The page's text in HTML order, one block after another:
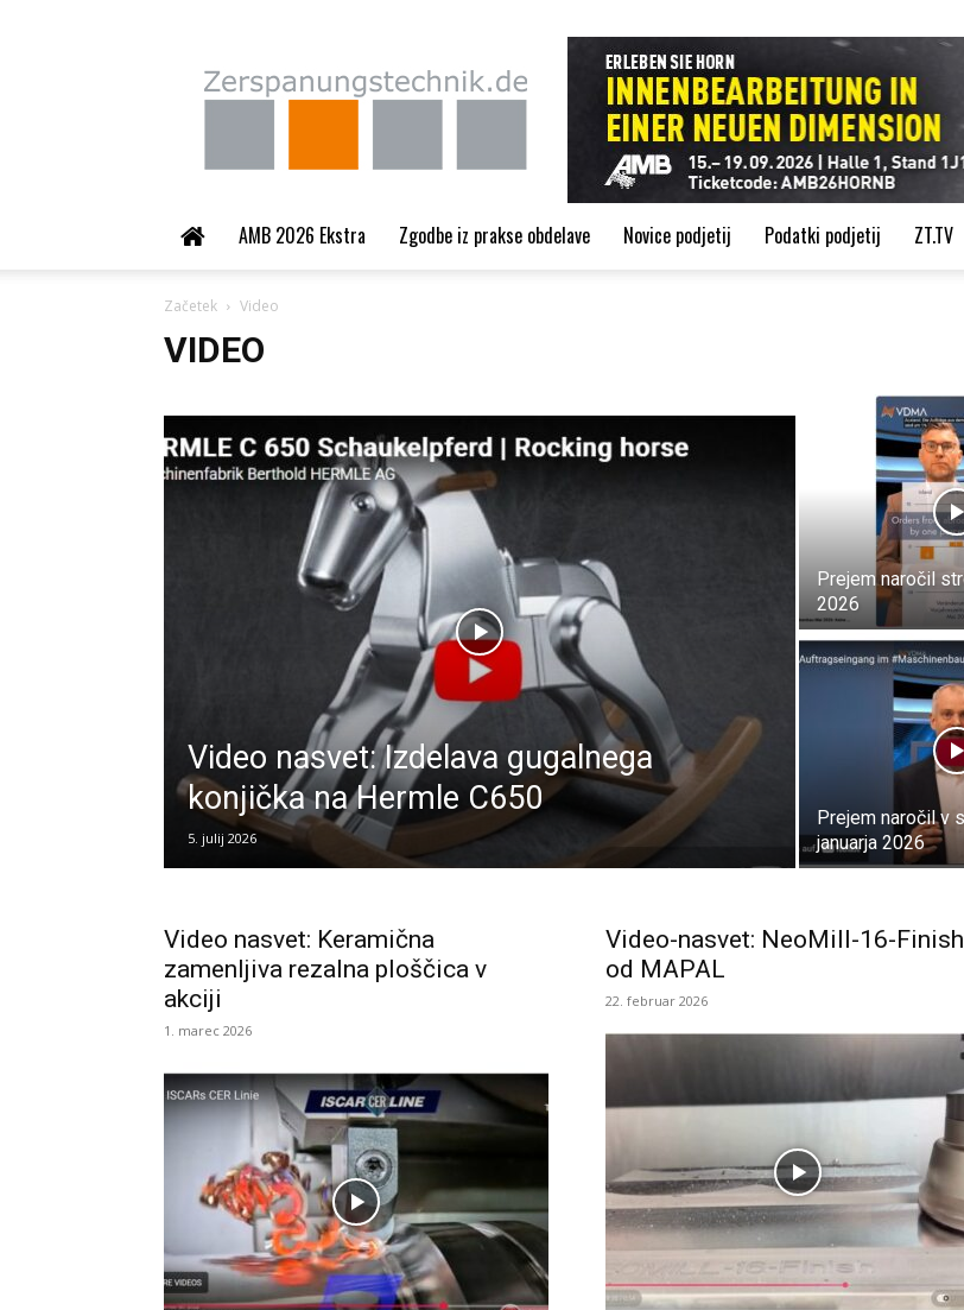
Zerspanungstechnik.de
AMB 2026 Ekstra Zgodbe iz prakse obdelave Novice podjetij Podatki podjetij ZT.TV
Začetek Video
VIDEO
Video nasvet: Izdelava gugalnega
konjička na Hermle C650
5. julij 2026
Prejem naročil
2026
Prejem naročil v
januarja 2026
Video nasvet: Keramična
zamenljiva rezalna ploščica v
akciji
1. marec 2026
Video-nasvet: NeoMill-16-Finish
od MAPAL
22. februar 2026